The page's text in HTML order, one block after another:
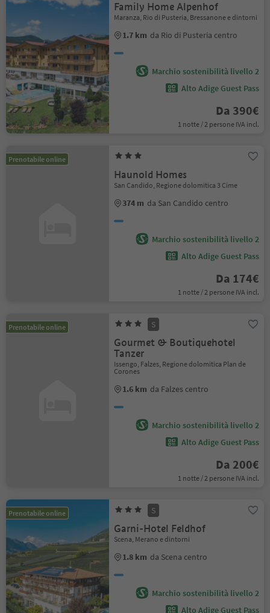
Family Home Alpenhof
Maranza, Rio di Pusteria, Bressanone e dintorni
1.7 km da Rio di Pusteria centro
Marchio sostenibilità livello 2
Alto Adige Guest Pass
Da 390€
1 notte / 2 persone IVA incl.
Prenotabile online
Haunold Homes
San Candido, Regione dolomitica 3 Cime
374 m da San Candido centro
Marchio sostenibilità livello 2
Alto Adige Guest Pass
Da 174€
1 notte / 2 persone IVA incl.
Prenotabile online S
Gourmet & Boutiquehotel
Tanzer
Issengo, Falzes, Regione dolomitica Plan de
Corones
1.6 km da Falzes centro
Marchio sostenibilità livello 2
Alto Adige Guest Pass
Da 200€
1 notte / 2 persone IVA incl.
Prenotabile online S
Garni-Hotel Feldhof
Scena, Merano e dintorni
1.8 km da Scena centro
Marchio sostenibilità livello 2
Alto Adige Guest Pass